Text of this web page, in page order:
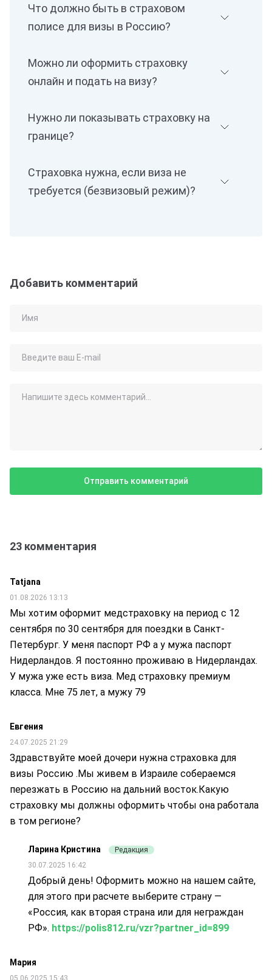
Что должно быть в страховом
полисе для визы в Россию?
Можно ли оформить страховку
онлайн и подать на визу?
Нужно ли показывать страховку на
границе?
Страховка нужна, если виза не
требуется (безвизовый режим)?
Добавить комментарий
23 комментария
Tatjana
01.08.2026 13:13
Мы хотим оформит медстраховку на период с 12
сентября по 30 сентября для поездки в Санкт-
Петербург. У меня паспорт РФ а у мужа паспорт
Нидерландов. Я постоянно проживаю в Нидерландах.
У мужа уже есть виза. Мед страховку премиум
класса. Мне 75 лет, а мужу 79
Евгения
24.07.2025 21:29
Здравствуйте моей дочери нужна страховка для
визы Россию .Мы живем в Израиле собераемся
перезжать в Россию на дальний восток.Какую
страховку мы должны оформить чтобы она работала
в том регионе?
Ларина Кристина
Редакция
30.07.2025 16:42
Добрый день! Оформить можно на нашем сайте,
для этого при расчете выберите страну —
«Россия, как вторая страна или для неграждан
РФ». https://polis812.ru/vzr?partner_id=899
Мария
05.06.2025 15:43